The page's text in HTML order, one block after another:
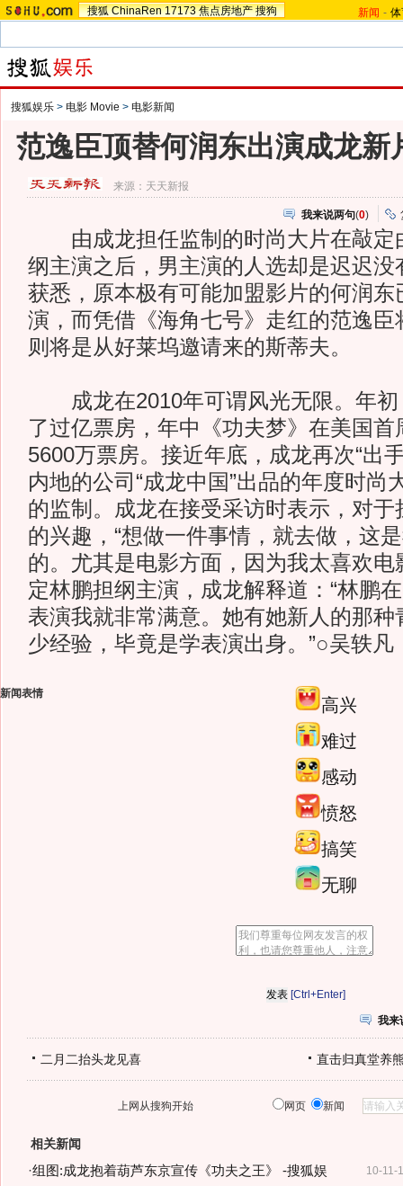
搜狐 ChinaRen 17173 焦点房地产 搜狗 新闻 -
搜狐娱乐 > 电影 Movie > 电影新闻
范逸臣顶替何润东出演成龙新
来源： 天天新报
我来说两句(0)
由成龙担任监制的时尚大片在敲定
纲主演之后，男主演的人选却是迟迟没
获悉，原本极有可能加盟影片的何润东
演，而凭借《海角七号》走红的范逸臣
则将是从好莱坞邀请来的斯蒂夫。
成龙在2010年可谓风光无限。年初
了过亿票房，年中《功夫梦》在美国首
5600万票房。接近年底，成龙再次“出
内地的公司“成龙中国”出品的年度时尚
的监制。成龙在接受采访时表示，对于
的兴趣，“想做一件事情，就去做，这
的。尤其是电影方面，因为我太喜欢电
定林鹏担纲主演，成龙解释道：“林鹏
表演我就非常满意。她有她新人的那种
少经验，毕竟是学表演出身。”○吴轶凡
新闻表情
高兴
难过
感动
愤怒
搞笑
无聊
[Ctrl+Enter]
我来
二月二抬头龙见喜 直击归真堂养
上网从搜狗开始 网页 新闻
相关新闻
10-11-
·组图:成龙抱着葫芦东京宣传《功夫之王》 -搜狐娱